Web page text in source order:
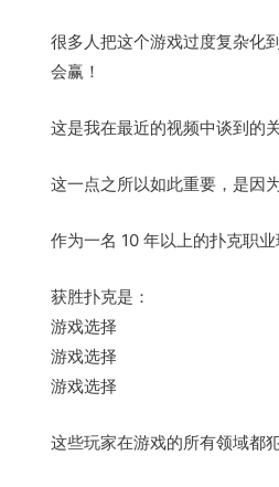
很多人把这个游戏过度复杂化
会赢！
这是我在最近的视频中谈到的
这一点之所以如此重要，是因
作为一名 10 年以上的扑克职
获胜扑克是：
游戏选择
游戏选择
游戏选择
这些玩家在游戏的所有领域都